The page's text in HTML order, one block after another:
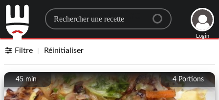
Search for a recipe
Login
Filtre Réinitialiser
4 Portions
45 min